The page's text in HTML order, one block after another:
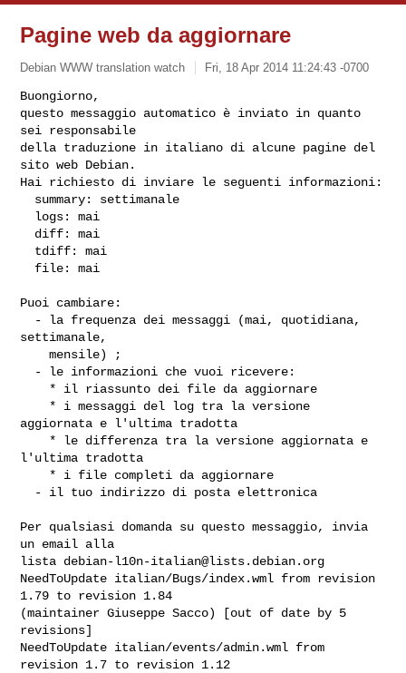
Pagine web da aggiornare
Debian WWW translation watch Fri, 18 Apr 2014 11:24:43 -0700
Buongiorno,
questo messaggio automatico è inviato in quanto
sei responsabile
della traduzione in italiano di alcune pagine del
sito web Debian.
Hai richiesto di inviare le seguenti informazioni:
  file: mai
Puoi cambiare:
settimanale,
    mensile) ;
aggiornata e l'ultima tradotta
l'ultima tradotta
Per qualsiasi domanda su questo messaggio, invia
un email alla
lista debian-l10n-italian@lists.debian.org
NeedToUpdate italian/Bugs/index.wml from revision
1.79 to revision 1.84
(maintainer Giuseppe Sacco) [out of date by 5
revisions]
NeedToUpdate italian/events/admin.wml from
revision 1.7 to revision 1.12